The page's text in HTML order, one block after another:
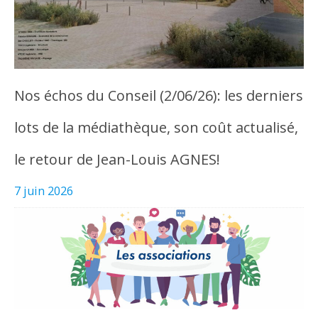
Nos échos du Conseil (2/06/26): les derniers
lots de la médiathèque, son coût actualisé,
le retour de Jean-Louis AGNES!
7 juin 2026